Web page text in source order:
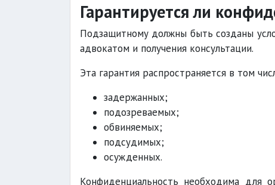
Гарантируется ли
Подзащитному должны быть созданы
адвокатом и получения консультации.
Эта гарантия распространяется в том
задержанных;
подозреваемых;
обвиняемых;
подсудимых;
осужденных.
Конфиденциальность необходима для